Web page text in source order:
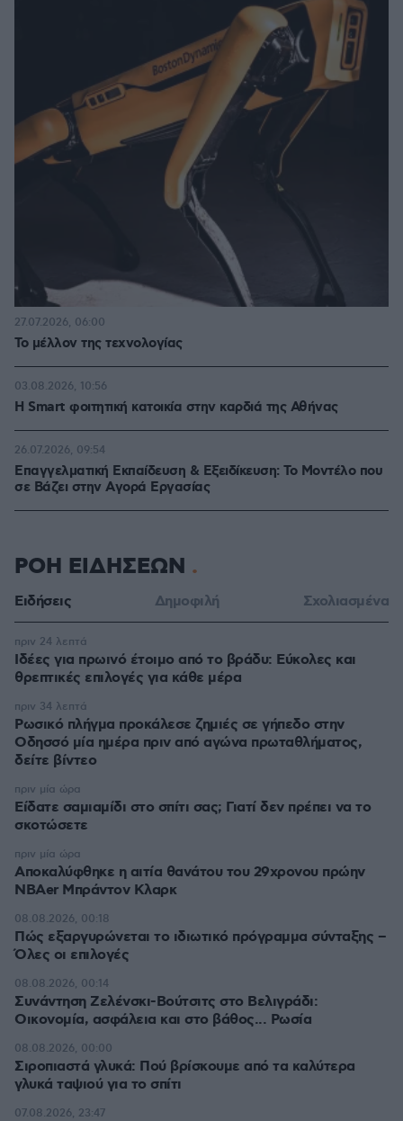
Το μέλλον της τεχνολογίας
27.07.2026, 06:00
Η Smart φοιτητική κατοικία στην καρδιά της Αθήνας
03.08.2026, 10:56
Επαγγελματική Εκπαίδευση & Εξειδίκευση: Το Mοντέλο που
σε Bάζει στην Aγορά Eργασίας
26.07.2026, 09:54
ΡΟΗ ΕΙΔΗΣΕΩΝ
Ειδήσεις Δημοφιλή Σχολιασμένα
Ιδέες για πρωινό έτοιμο από το βράδυ: Εύκολες και
θρεπτικές επιλογές για κάθε μέρα
πριν 24 λεπτά
Ρωσικό πλήγμα προκάλεσε ζημιές σε γήπεδο στην
Οδησσό μία ημέρα πριν από αγώνα πρωταθλήματος,
δείτε βίντεο
πριν 34 λεπτά
Είδατε σαμιαμίδι στο σπίτι σας; Γιατί δεν πρέπει να το
σκοτώσετε
πριν μία ώρα
Αποκαλύφθηκε η αιτία θανάτου του 29χρονου πρώην
NBAer Μπράντον Κλαρκ
πριν μία ώρα
Πώς εξαργυρώνεται το ιδιωτικό πρόγραμμα σύνταξης –
Όλες οι επιλογές
08.08.2026, 00:18
Συνάντηση Ζελένσκι-Βούτσιτς στο Βελιγράδι:
Οικονομία, ασφάλεια και στο βάθος... Ρωσία
08.08.2026, 00:14
Σιροπιαστά γλυκά: Πού βρίσκουμε από τα καλύτερα
γλυκά ταψιού για το σπίτι
08.08.2026, 00:00
07.08.2026, 23:47